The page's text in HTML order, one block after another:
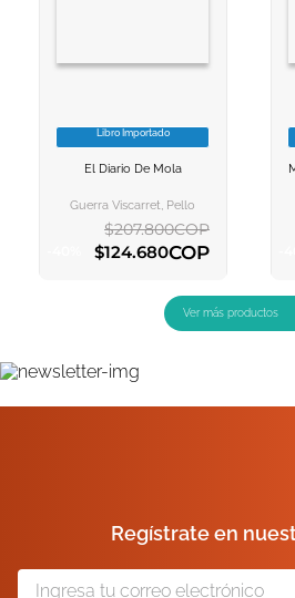
VER INFORMACION
Libro Importado
El Diario De Mola
Guerra Viscarret, Pello
$207.800COP
$124.680COP
AGREGAR AL CARRITO
Regístrate en